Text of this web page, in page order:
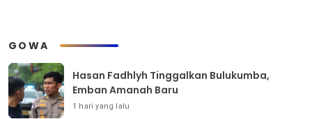
GOWA
Hasan Fadhlyh Tinggalkan Bulukumba,
Emban Amanah Baru
1 hari yang lalu